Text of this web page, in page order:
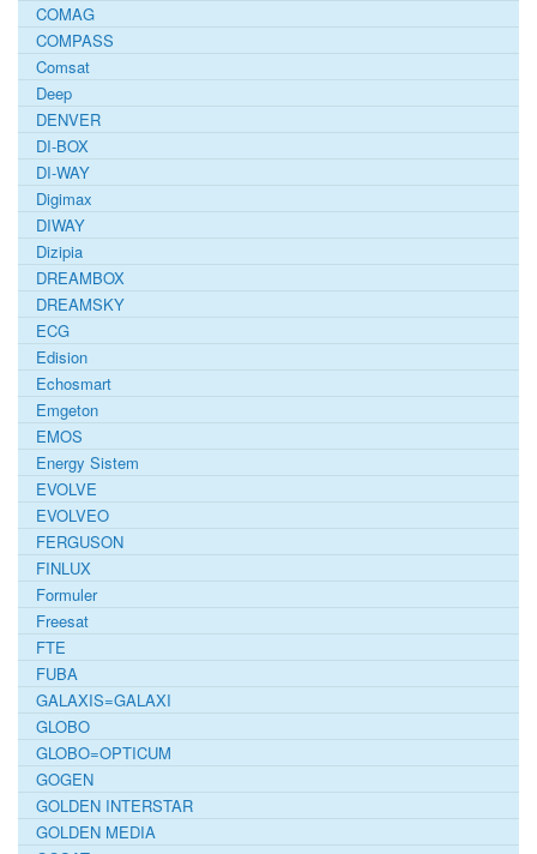
COMAG
COMPASS
Comsat
Deep
DENVER
DI-BOX
DI-WAY
Digimax
DIWAY
Dizipia
DREAMBOX
DREAMSKY
ECG
Edision
Echosmart
Emgeton
EMOS
Energy Sistem
EVOLVE
EVOLVEO
FERGUSON
FINLUX
Formuler
Freesat
FTE
FUBA
GALAXIS=GALAXI
GLOBO
GLOBO=OPTICUM
GOGEN
GOLDEN INTERSTAR
GOLDEN MEDIA